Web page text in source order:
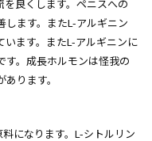
良くします。ペニスへの
ます。またL-アルギニン
ます。またL-アルギニンに
す。成長ホルモンは怪我の
ります。
になります。L-シトルリン